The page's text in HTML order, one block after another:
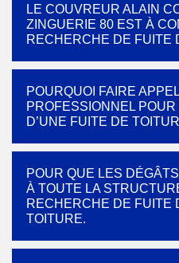
LE COUVREUR ALAIN
ZINGUERIE 80 EST À
RECHERCHE DE FUITE
POURQUOI FAIRE
PROFESSIONNEL
D’UNE FUITE DE
POUR QUE LES
À TOUTE LA
RECHERCHE DE FUITE
TOITURE.